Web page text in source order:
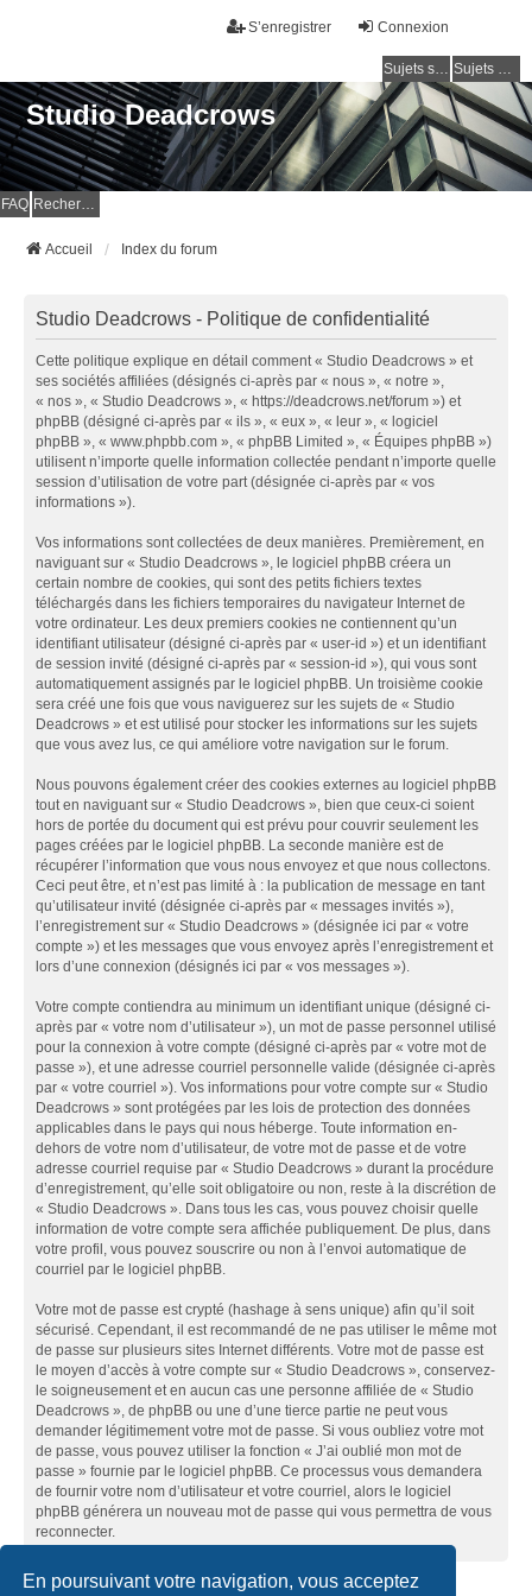
En poursuivant votre navigation, vous acceptez
Connexion
S’enregistrer
Sujets sans réponse Sujets actifs
Studio Deadcrows
FAQ Rechercher
Accueil Index du forum
Studio Deadcrows - Politique de confidentialité
Cette politique explique en détail comment « Studio Deadcrows » et
ses sociétés affiliées (désignés ci-après par « nous », « notre »,
« nos », « Studio Deadcrows », « https://deadcrows.net/forum ») et
phpBB (désigné ci-après par « ils », « eux », « leur », « logiciel
phpBB », « www.phpbb.com », « phpBB Limited », « Équipes phpBB »)
utilisent n’importe quelle information collectée pendant n’importe quelle
session d’utilisation de votre part (désignée ci-après par « vos
informations »).
Vos informations sont collectées de deux manières. Premièrement, en
naviguant sur « Studio Deadcrows », le logiciel phpBB créera un
certain nombre de cookies, qui sont des petits fichiers textes
téléchargés dans les fichiers temporaires du navigateur Internet de
votre ordinateur. Les deux premiers cookies ne contiennent qu’un
identifiant utilisateur (désigné ci-après par « user-id ») et un identifiant
de session invité (désigné ci-après par « session-id »), qui vous sont
automatiquement assignés par le logiciel phpBB. Un troisième cookie
sera créé une fois que vous naviguerez sur les sujets de « Studio
Deadcrows » et est utilisé pour stocker les informations sur les sujets
que vous avez lus, ce qui améliore votre navigation sur le forum.
Nous pouvons également créer des cookies externes au logiciel phpBB
tout en naviguant sur « Studio Deadcrows », bien que ceux-ci soient
hors de portée du document qui est prévu pour couvrir seulement les
pages créées par le logiciel phpBB. La seconde manière est de
récupérer l’information que vous nous envoyez et que nous collectons.
Ceci peut être, et n’est pas limité à : la publication de message en tant
qu’utilisateur invité (désignée ci-après par « messages invités »),
l’enregistrement sur « Studio Deadcrows » (désignée ici par « votre
compte ») et les messages que vous envoyez après l’enregistrement et
lors d’une connexion (désignés ici par « vos messages »).
Votre compte contiendra au minimum un identifiant unique (désigné ci-
après par « votre nom d’utilisateur »), un mot de passe personnel utilisé
pour la connexion à votre compte (désigné ci-après par « votre mot de
passe »), et une adresse courriel personnelle valide (désignée ci-après
par « votre courriel »). Vos informations pour votre compte sur « Studio
Deadcrows » sont protégées par les lois de protection des données
applicables dans le pays qui nous héberge. Toute information en-
dehors de votre nom d’utilisateur, de votre mot de passe et de votre
adresse courriel requise par « Studio Deadcrows » durant la procédure
d’enregistrement, qu’elle soit obligatoire ou non, reste à la discrétion de
« Studio Deadcrows ». Dans tous les cas, vous pouvez choisir quelle
information de votre compte sera affichée publiquement. De plus, dans
votre profil, vous pouvez souscrire ou non à l’envoi automatique de
courriel par le logiciel phpBB.
Votre mot de passe est crypté (hashage à sens unique) afin qu’il soit
sécurisé. Cependant, il est recommandé de ne pas utiliser le même mot
de passe sur plusieurs sites Internet différents. Votre mot de passe est
le moyen d’accès à votre compte sur « Studio Deadcrows », conservez-
le soigneusement et en aucun cas une personne affiliée de « Studio
Deadcrows », de phpBB ou une d’une tierce partie ne peut vous
demander légitimement votre mot de passe. Si vous oubliez votre mot
de passe, vous pouvez utiliser la fonction « J’ai oublié mon mot de
passe » fournie par le logiciel phpBB. Ce processus vous demandera
de fournir votre nom d’utilisateur et votre courriel, alors le logiciel
phpBB générera un nouveau mot de passe qui vous permettra de vous
reconnecter.